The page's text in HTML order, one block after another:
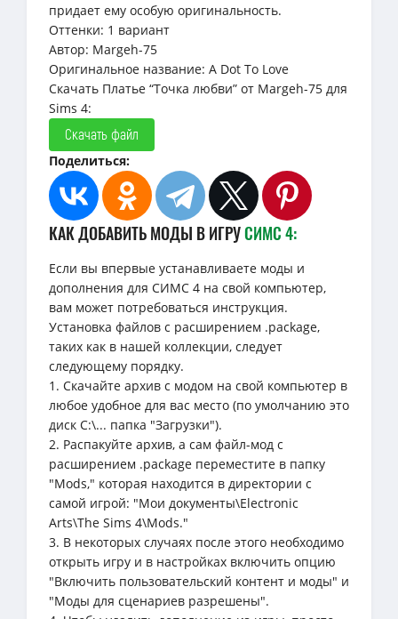
придает ему особую оригинальность.
Оттенки: 1 вариант
Автор: Margeh-75
Оригинальное название: A Dot To Love
Скачать Платье “Точка любви” от Margeh-75 для
Sims 4:
Скачать файл
Поделиться:
КАК ДОБАВИТЬ МОДЫ В ИГРУСИМС 4:
Если вы впервые устанавливаете моды и
дополнения для СИМС 4 на свой компьютер,
вам может потребоваться инструкция.
Установка файлов с расширением .package,
таких как в нашей коллекции, следует
следующему порядку.
1. Скачайте архив с модом на свой компьютер в
любое удобное для вас место (по умолчанию это
диск C:\... папка "Загрузки").
2. Распакуйте архив, а сам файл-мод с
расширением .package переместите в папку
"Mods," которая находится в директории с
самой игрой: "Мои документы\Electronic
Arts\The Sims 4\Mods."
3. В некоторых случаях после этого необходимо
открыть игру и в настройках включить опцию
"Включить пользовательский контент и моды" и
"Моды для сценариев разрешены".